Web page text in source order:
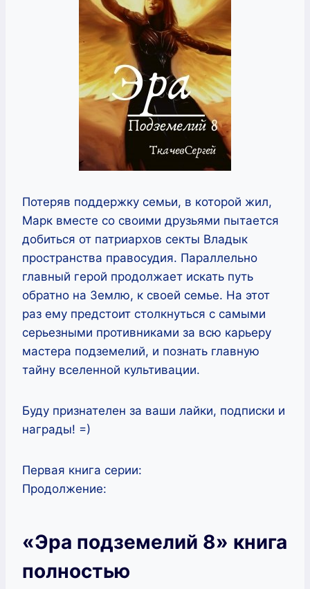
Потеряв поддержку семьи, в которой жил,
Марк вместе со своими друзьями пытается
добиться от патриархов секты Владык
пространства правосудия. Параллельно
главный герой продолжает искать путь
обратно на Землю, к своей семье. На этот
раз ему предстоит столкнуться с самыми
серьезными противниками за всю карьеру
мастера подземелий, и познать главную
тайну вселенной культивации.
Буду признателен за ваши лайки, подписки и
награды! =)
Первая книга серии:
Продолжение:
«Эра подземелий 8» книга
полностью